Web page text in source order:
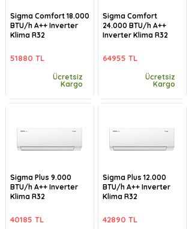
Sigma Comfort 18.000
BTU/h A++ Inverter
Klima R32
51880 TL
Ücretsiz
Kargo
Sigma Plus 9.000
BTU/h A++ Inverter
Klima R32
40185 TL
Sigma Comfort
24.000 BTU/h A++
Inverter Klima R32
64955 TL
Ücretsiz
Kargo
Sigma Plus 12.000
BTU/h A++ Inverter
Klima R32
42890 TL